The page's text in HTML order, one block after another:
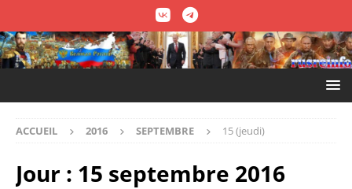
ACCUEIL 2016 SEPTEMBRE 15 (jeudi)
Jour : 15 septembre 2016